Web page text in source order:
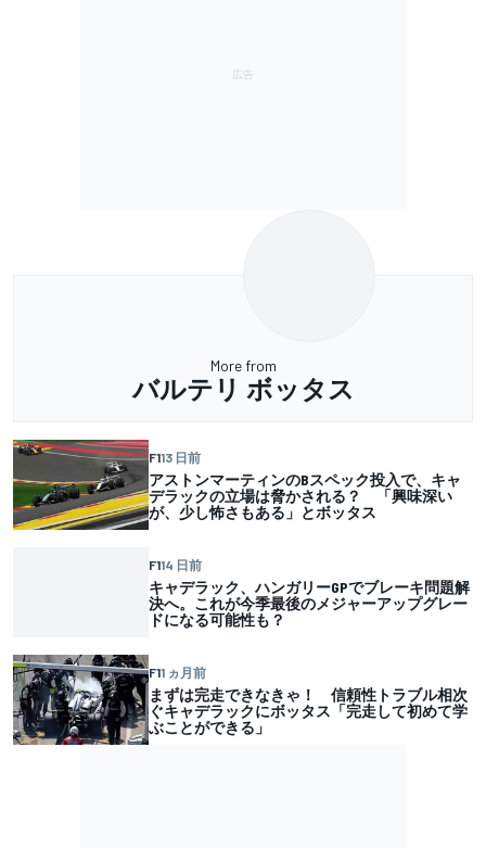
More from
バルテリ ボッタス
F113 日前
アストンマーティンのBスペック投入で、キャ
デラックの立場は脅かされる？ 「興味深い
が、少し怖さもある」とボッタス
F114 日前
キャデラック、ハンガリーGPでブレーキ問題解
決へ。これが今季最後のメジャーアップグレー
ドになる可能性も？
F11 ヵ月前
まずは完走できなきゃ！ 信頼性トラブル相次
ぐキャデラックにボッタス「完走して初めて学
ぶことができる」